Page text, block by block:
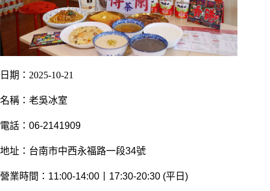
日期：2025-10-21
名稱：老吳冰室
電話：06-2141909
地址：台南市中西永福路一段34號
營業時間：11:00-14:00丨17:30-20:30 (平日)